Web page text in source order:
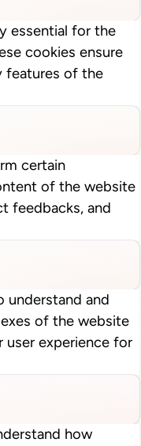
essential for the
cookies ensure
features of the
certain
of the website
feedbacks, and
understand and
of the website
user experience for
how